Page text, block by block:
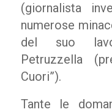
(giornalista
numerose
del suo
Petruzzella
Cuori”).
Tante le